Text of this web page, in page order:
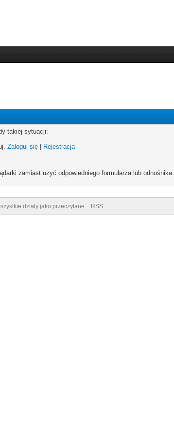
takiej sytuacji:
Zaloguj się
Rejestracja
zamiast użyć odpowiedniego formularza lub odnośnika.
działy jako przeczytane RSS